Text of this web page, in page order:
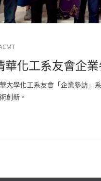
華化工系友會企
大學化工系友會「企業參訪」
創新。